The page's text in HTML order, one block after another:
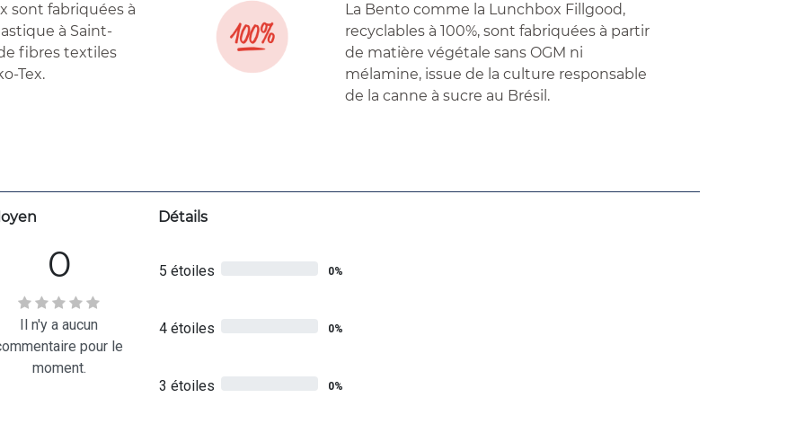
sont fabriquées à
à Saint-
fibres textiles
Tex.
La Bento comme la Lunchbox Fillgood,
recyclables à 100%, sont fabriquées à partir
de matière végétale sans OGM ni
mélamine, issue de la culture responsable
de la canne à sucre au Brésil.
0
Il n'y a aucun
pour le
moment.
Détails
5 étoiles 0%
4 étoiles 0%
3 étoiles 0%